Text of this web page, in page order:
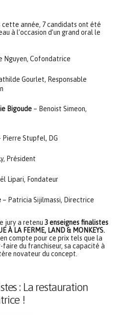
cette année, 7 candidats ont été
à l’occasion d’un grand oral le
Nguyen, Cofondatrice
Gourlet, Responsable
Bigoude – Benoist Simeon,
Pierre Stupfel, DG
Président
Lipari, Fondateur
– Patricia Sijilmassi, Directrice
jury a retenu 3 enseignes finalistes
À LA FERME, LAND & MONKEYS.
compte pour ce prix tels que la
du franchiseur, sa capacité à
novateur du concept.
: La restauration
!